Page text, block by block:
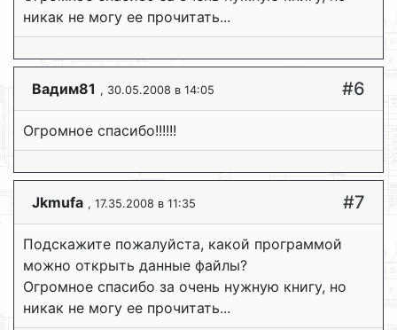
никак не могу ее прочитать...
Вадим81 , 30.05.2008 в 14:05 #6
Огромное спасибо!!!!!!
Jkmufa , 17.35.2008 в 11:35 #7
Подскажите пожалуйста, какой программой
можно открыть данные файлы?
Огромное спасибо за очень нужную книгу, но
никак не могу ее прочитать...